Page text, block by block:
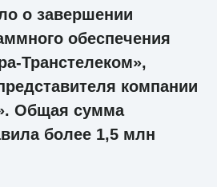
о завершении
обеспечения
Транстелеком»,
компании
Общая сумма
более 1,5 млн